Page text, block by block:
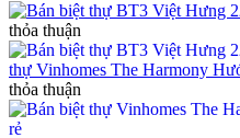
Bán biệt thự BT3 Việt Hưng
thỏa thuận
thự Vinhomes The Harmony
thỏa thuận